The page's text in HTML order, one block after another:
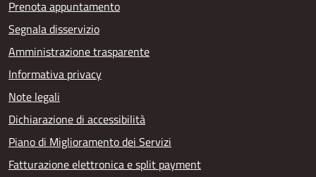
Prenota appuntamento
Segnala disservizio
Amministrazione trasparente
Informativa privacy
Note legali
Dichiarazione di accessibilità
Piano di Miglioramento dei Servizi
Fatturazione elettronica e split payment